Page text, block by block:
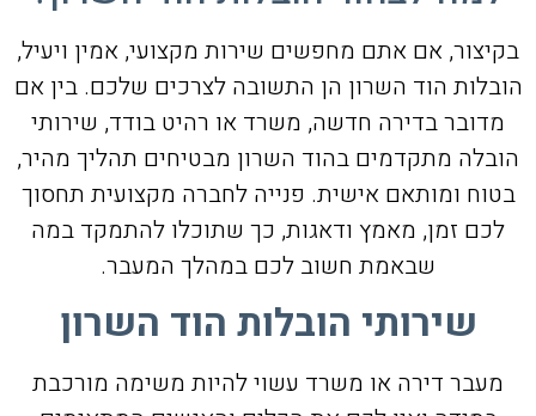
בקיצור, אם אתם מחפשים שירות מקצועי, אמין ויעיל,
הובלות הוד השרון הן התשובה לצרכים שלכם. בין אם
מדובר בדירה חדשה, משרד או רהיט בודד, שירותי
הובלה מתקדמים בהוד השרון מבטיחים תהליך מהיר,
בטוח ומותאם אישית. פנייה לחברה מקצועית תחסוך
לכם זמן, מאמץ ודאגות, כך שתוכלו להתמקד במה
שבאמת חשוב לכם במהלך המעבר.
שירותי הובלות הוד השרון
מעבר דירה או משרד עשוי להיות משימה מורכבת